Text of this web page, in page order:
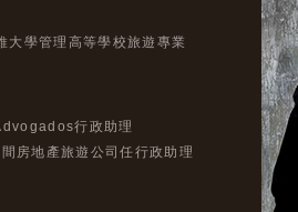
大學管理高等學校旅遊專業
行政助理
房地產旅遊公司任行政助理